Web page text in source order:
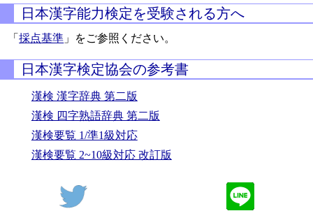
日本漢字能力検定を受験される方へ
「採点基準 」をご参照ください。
日本漢字検定協会の参考書
漢検 漢字辞典 第二版
漢検 四字熟語辞典 第二版
漢検要覧 1/準1級対応
漢検要覧 2~10級対応 改訂版